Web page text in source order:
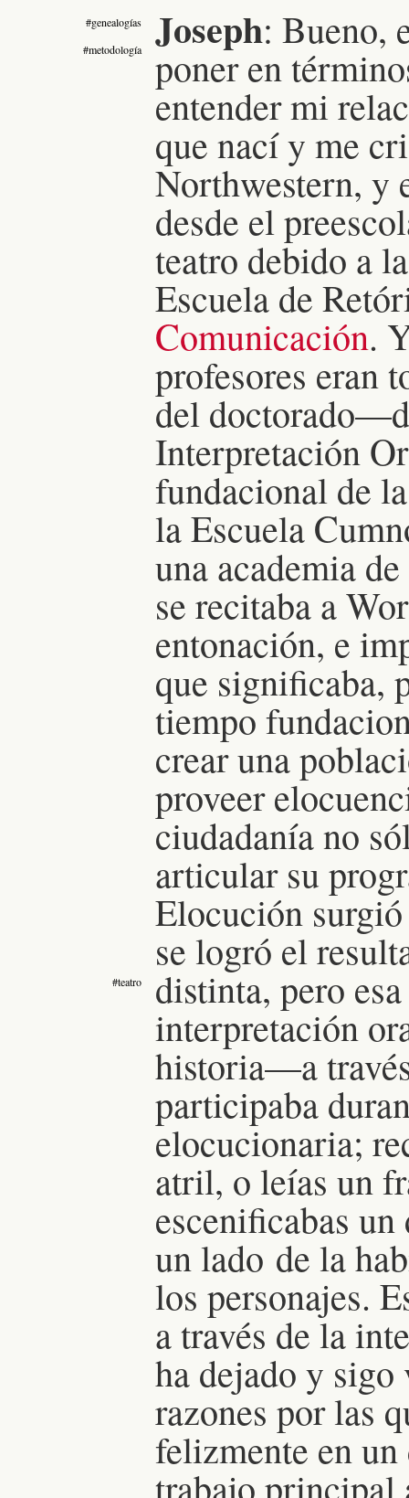
#genealogías
#metodología
Joseph: Bueno,
poner en
entender mi
que nací y me
Northwestern, y
desde el
teatro debido a
Escuela de
Comunicación.
profesores eran
del
Interpretación
fundacional de
la Escuela
una academia
se recitaba a
entonación, e
que significaba,
tiempo
crear una
proveer
ciudadanía no
articular su
Elocución
se logró el
distinta, pero
#teatro
interpretación
historia—a
participaba
elocucionaria;
atril, o leías un
escenificabas
un lado de la
los personajes.
a través de la
ha dejado y
razones por las
felizmente en
trabajo